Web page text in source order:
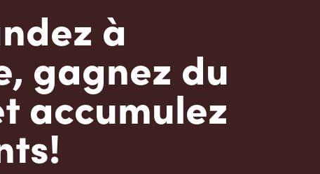
à
gagnez du
accumulez